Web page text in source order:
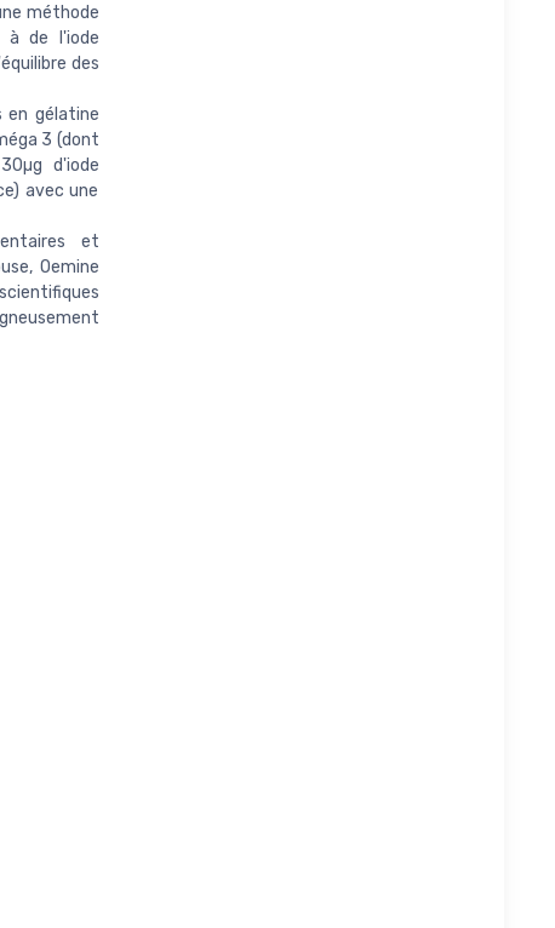
méthode
à de l'iode
des
en gélatine
3 (dont
d'iode
avec une
et
Oemine